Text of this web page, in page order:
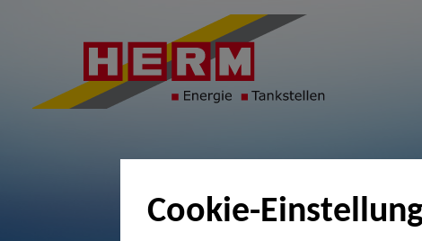
Cookie-